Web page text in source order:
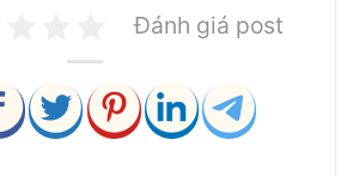
Đánh giá post